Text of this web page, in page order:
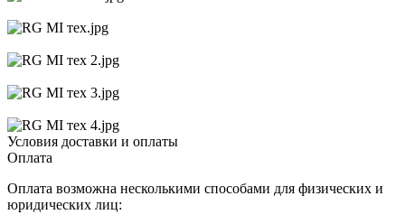
Условия доставки и оплаты
Оплата
Оплата возможна несколькими способами для физических и
юридических лиц: